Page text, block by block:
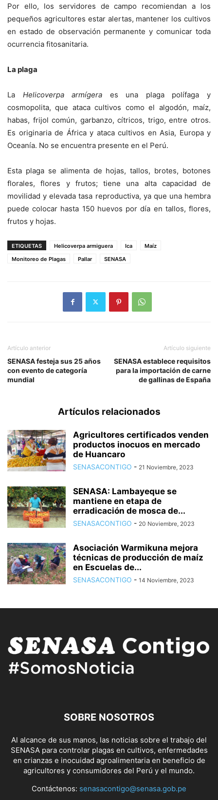
Por ello, los servidores de campo recomiendan a los
pequeños agricultores estar alertas, mantener los cultivos
en estado de observación permanente y comunicar toda
ocurrencia fitosanitaria.
La plaga
La Helicoverpa armígera es una plaga polífaga y
cosmopolita, que ataca cultivos como el algodón, maíz,
habas, frijol común, garbanzo, cítricos, trigo, entre otros.
Es originaria de África y ataca cultivos en Asia, Europa y
Oceanía. No se encuentra presente en el Perú.
Esta plaga se alimenta de hojas, tallos, brotes, botones
florales, flores y frutos; tiene una alta capacidad de
movilidad y elevada tasa reproductiva, ya que una hembra
puede colocar hasta 150 huevos por día en tallos, flores,
frutos y hojas.
ETIQUETAS Helicoverpa armiguera Ica
Maíz
Monitoreo de Plagas
Pallar SENASA
Artículo anterior
SENASA festeja sus 25 años
con evento de categoría
mundial
Artículo siguiente
SENASA establece requisitos
para la importación de carne
de gallinas de España
Artículos relacionados
Agricultores certificados venden
productos inocuos en mercado
de Huancaro
SENASACONTIGO - 21 Noviembre, 2023
SENASA: Lambayeque se
mantiene en etapa de
erradicación de mosca de...
SENASACONTIGO - 20 Noviembre, 2023
Asociación Warmikuna mejora
técnicas de producción de maíz
en Escuelas de...
SENASACONTIGO - 14 Noviembre, 2023
SOBRE NOSOTROS
Al alcance de sus manos, las noticias sobre el trabajo del
SENASA para controlar plagas en cultivos, enfermedades
en crianzas e inocuidad agroalimentaria en beneficio de
agricultores y consumidores del Perú y el mundo.
Contáctenos: senasacontigo@senasa.gob.pe